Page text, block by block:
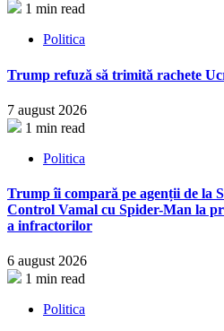
1 min read
Politica
Trump refuză să trimită rachete
7 august 2026
1 min read
Politica
Trump îi compară pe agenții de la
Control Vamal cu Spider-Man la
a infractorilor
6 august 2026
1 min read
Politica